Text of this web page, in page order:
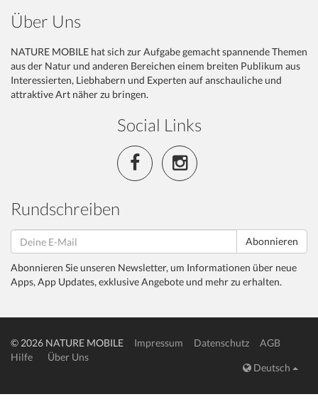
Über Uns
NATURE MOBILE hat sich zur Aufgabe gemacht spannende Themen
aus der Natur und anderen Bereichen einem breiten Publikum aus
Interessierten, Liebhabern und Experten auf anschauliche und
attraktive Art näher zu bringen.
Social Links
Rundschreiben
Abonnieren
Abonnieren Sie unseren Newsletter, um Informationen über neue
Apps, App Updates, exklusive Angebote und mehr zu erhalten.
© 2026 NATURE MOBILE Impressum Datenschutz
AGB
Hilfe
Über Uns
Deutsch